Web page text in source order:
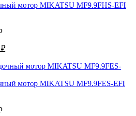
мотор MIKATSU MF9.9FHS-EFI
₽
мотор MIKATSU MF9.9FES-EFI